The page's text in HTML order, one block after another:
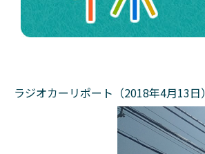
ラジオカーリポート（2018年4月13日）